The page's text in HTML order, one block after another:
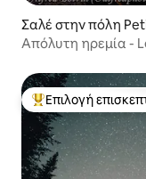
Σαλέ στην πόλη
Απόλυτη ηρεμία -
Κορυφαία επιλογή
Επιλογή